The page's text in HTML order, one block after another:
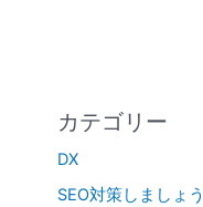
カテゴリー
DX
SEO対策しましょう